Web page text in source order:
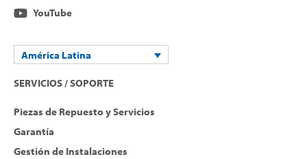
YouTube
América Latina
SERVICIOS / SOPORTE
Piezas de Repuesto y Servicios
Garantía
Gestión de Instalaciones